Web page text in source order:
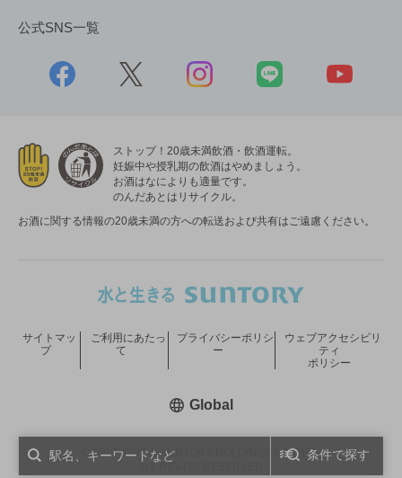
条件で探す
公式SNS一覧
ストップ！20歳未満飲酒・飲酒運転。
妊娠中や授乳期の飲酒はやめましょう。
お酒はなによりも適量です。
のんだあとはリサイクル。
お酒に関する情報の20歳未満の方への転送および共有はご遠慮ください。
COPYRIGHT © SUNTORY HOLDINGS LIMITED.
サイトマッ
プ
ご利用にあたっ
て
プライバシーポリシ
ー
ウェブアクセシビリ
ティ
ポリシー
Global新しいウィンドウで開く